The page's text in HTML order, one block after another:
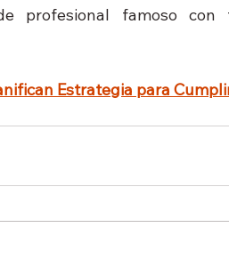
profesional famoso con
Estrategia para